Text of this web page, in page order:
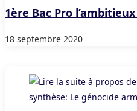
1ère Bac Pro
18 septembre 2020